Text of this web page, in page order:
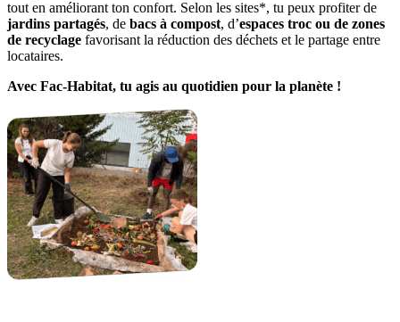
tout en améliorant ton confort. Selon les sites*, tu peux profiter de
jardins partagés, de bacs à compost, d’espaces troc ou de zones
de recyclage favorisant la réduction des déchets et le partage entre
locataires.
Avec Fac-Habitat, tu agis au quotidien pour la planète !